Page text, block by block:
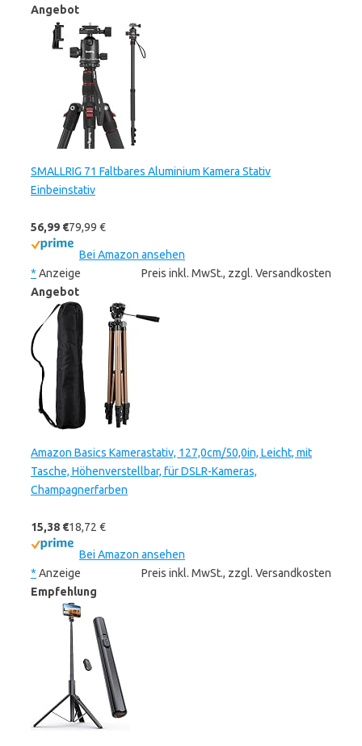
Angebot
SMALLRIG 71 Faltbares Aluminium Kamera Stativ
Einbeinstativ
56,99 €79,99 €
Bei Amazon ansehen
* Anzeige
Preis inkl. MwSt., zzgl. Versandkosten
Angebot
Amazon Basics Kamerastativ, 127,0cm/50,0in, Leicht, mit
Tasche, Höhenverstellbar, für DSLR-Kameras,
Champagnerfarben
15,38 €18,72 €
Bei Amazon ansehen
* Anzeige
Preis inkl. MwSt., zzgl. Versandkosten
Empfehlung